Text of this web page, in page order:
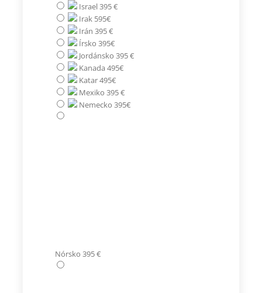
Israel 395 €
Irak 595€
Irán 395 €
Írsko 395€
Jordánsko 395 €
Kanada 495€
Katar 495€
Mexiko 395 €
Nemecko 395€
Nórsko 395 €